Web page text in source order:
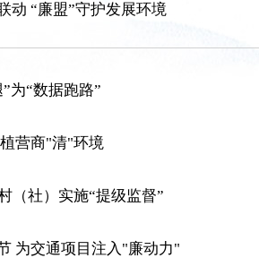
动 “廉盟”守护发展环境
为“数据跑路”
营商"清"环境
（社）实施“提级监督”
为交通项目注入"廉动力"